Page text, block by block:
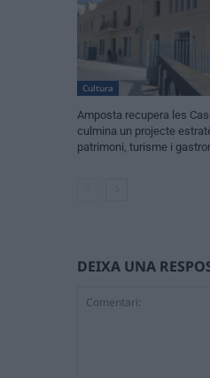
Cultura
Amposta recupera les
culmina un projecte
patrimoni, turisme i
DEIXA UNA